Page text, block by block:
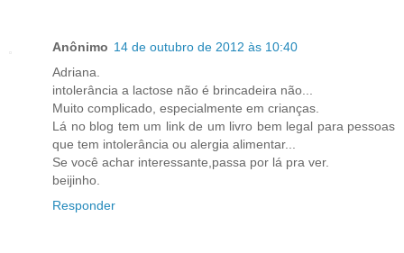
Anônimo 14 de outubro de 2012 às 10:40
Adriana.
intolerância a lactose não é brincadeira não...
Muito complicado, especialmente em crianças.
Lá no blog tem um link de um livro bem legal para pessoas
que tem intolerância ou alergia alimentar...
Se você achar interessante,passa por lá pra ver.
beijinho.
Responder